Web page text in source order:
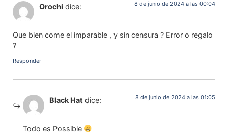
Orochi dice: 8 de junio de 2024 a las 00:04
Que bien come el imparable , y sin censura ? Error o regalo
?
Responder
Black Hat dice: 8 de junio de 2024 a las 01:05
Todo es Possible